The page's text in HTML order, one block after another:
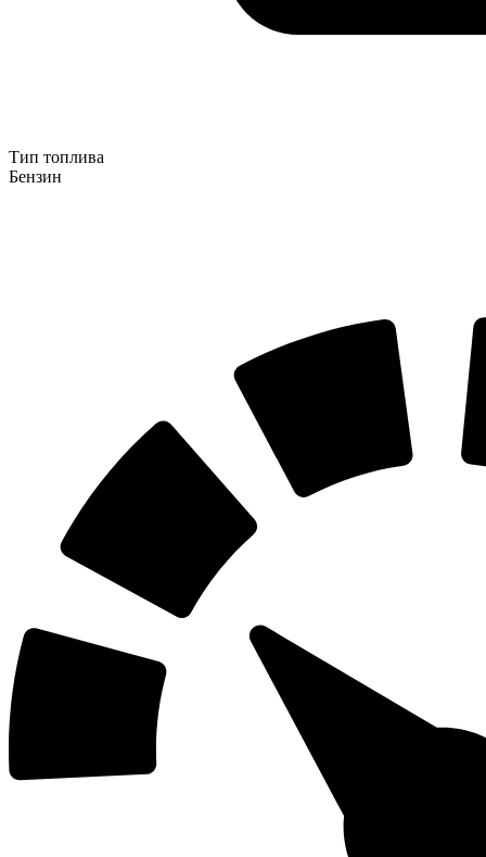
Тип топлива
Бензин